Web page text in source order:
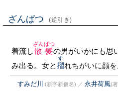
ざんぱつ (逆引き)
着流し散髪
ざんぱつ
の男がいかにも思
み出る。女と摺
す
れちがいに顔
すみだ川 (新字新仮名) ／ 永井荷風(